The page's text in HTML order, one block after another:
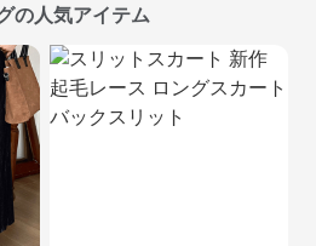
の人気アイテム